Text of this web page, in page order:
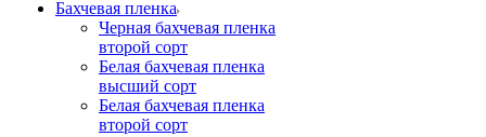
Бахчевая пленка
Черная бахчевая пленка
второй сорт
Белая бахчевая пленка
высший сорт
Белая бахчевая пленка
второй сорт